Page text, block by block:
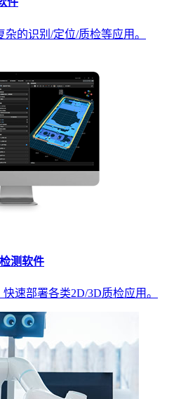
的识别/定位/质检等应用。
测软件
速部署各类2D/3D质检应用。